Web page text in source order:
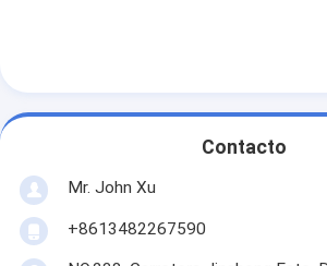
máquina de recubrimiento de papel
Máquina soplada derretimiento de la
Contacto
Mr. John Xu
+8613482267590